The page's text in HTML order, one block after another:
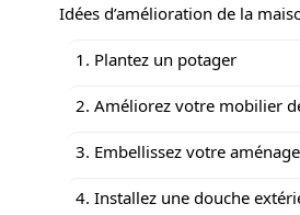
Idées d’amélioration de la
1. Plantez un potager
2. Améliorez votre mobilier
3. Embellissez votre
4. Installez une douche